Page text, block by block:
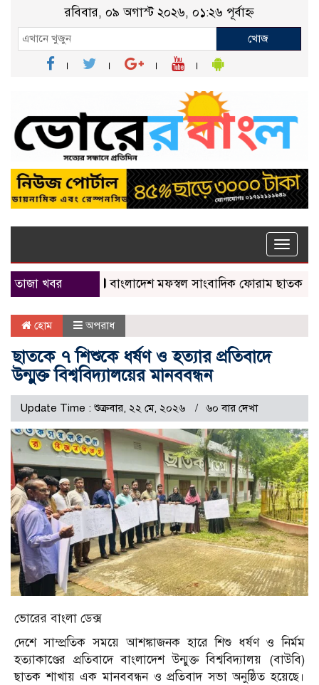
রবিবার, ০৯ অগাস্ট ২০২৬, ০১:২৬ পূর্বাহ্ন
খোজ
Toggle
তাজা খবর
বাংলাদেশ মফস্বল সাংবাদিক ফোরাম ছাতক উপজেলা
হোম অপরাধ
ছাতকে ৭ শিশুকে ধর্ষণ ও হত্যার প্রতিবাদে
উন্মুক্ত বিশ্ববিদ্যালয়ের মানববন্ধন
Update Time : শুক্রবার, ২২ মে, ২০২৬ ৬০ বার দেখা
ভোরের বাংলা ডেক্স
দেশে সাম্প্রতিক সময়ে আশঙ্কাজনক হারে শিশু ধর্ষণ ও নির্মম
হত্যাকাণ্ডের প্রতিবাদে বাংলাদেশ উন্মুক্ত বিশ্ববিদ্যালয় (বাউবি)
ছাতক শাখায় এক মানববন্ধন ও প্রতিবাদ সভা অনুষ্ঠিত হয়েছে।